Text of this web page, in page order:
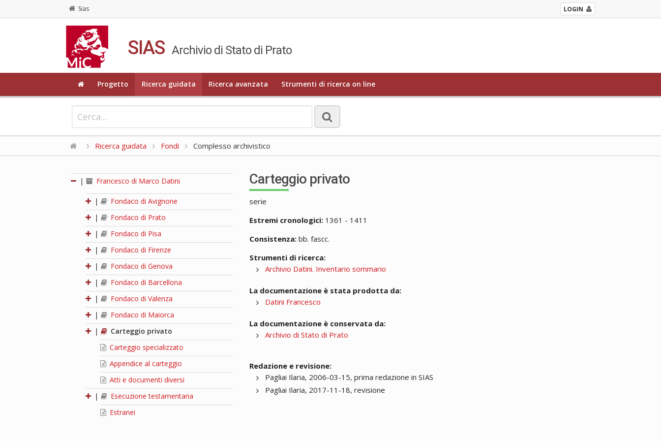
Sias LOGIN
SIAS Archivio di Stato di Prato
Progetto Ricerca guidata Ricerca avanzata Strumenti di ricerca on line
Ricerca guidata Fondi Complesso archivistico
| Francesco di Marco Datini
|
Fondaco di Avignone
|
Fondaco di Prato
|
Fondaco di Pisa
|
Fondaco di Firenze
|
Fondaco di Genova
|
Fondaco di Barcellona
|
Fondaco di Valenza
|
Fondaco di Maiorca
|
Carteggio privato
Carteggio specializzato
Appendice al carteggio
Atti e documenti diversi
|
Esecuzione testamentaria
Estranei
Carteggio privato
serie
Estremi cronologici: 1361 - 1411
Consistenza: bb. fascc.
Strumenti di ricerca:
Archivio Datini. Inventario sommario
La documentazione è stata prodotta da:
Datini Francesco
La documentazione è conservata da:
Archivio di Stato di Prato
Redazione e revisione:
Pagliai Ilaria, 2006-03-15, prima redazione in SIAS
Pagliai Ilaria, 2017-11-18, revisione